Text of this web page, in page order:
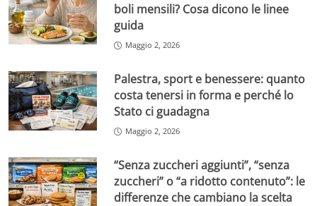
boli mensili? Cosa dicono le linee
guida
Maggio 2, 2026
Palestra, sport e benessere: quanto
costa tenersi in forma e perché lo
Stato ci guadagna
Maggio 2, 2026
“Senza zuccheri aggiunti”, “senza
zuccheri” o “a ridotto contenuto”: le
differenze che cambiano la scelta